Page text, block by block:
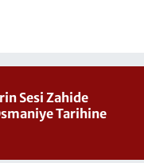
Sesi Zahide
Tarihine